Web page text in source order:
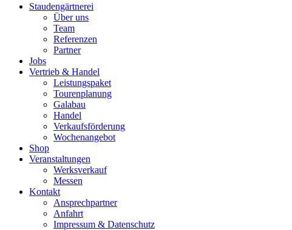
Staudengärtnerei
Über uns
Team
Referenzen
Partner
Jobs
Vertrieb & Handel
Leistungspaket
Tourenplanung
Galabau
Handel
Verkaufsförderung
Wochenangebot
Shop
Veranstaltungen
Werksverkauf
Messen
Kontakt
Ansprechpartner
Anfahrt
Impressum & Datenschutz